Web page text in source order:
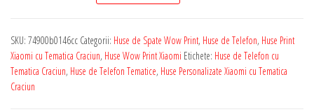
Personalizata
pentru
Orice
SKU: 74900b0146cc Categorii: Huse de Spate Wow Print, Huse de Telefon, Huse Print
Xiaomi cu Tematica Craciun, Huse Wow Print Xiaomi Etichete: Huse de Telefon cu
Tematica Craciun, Huse de Telefon Tematice, Huse Personalizate Xiaomi cu Tematica
Craciun